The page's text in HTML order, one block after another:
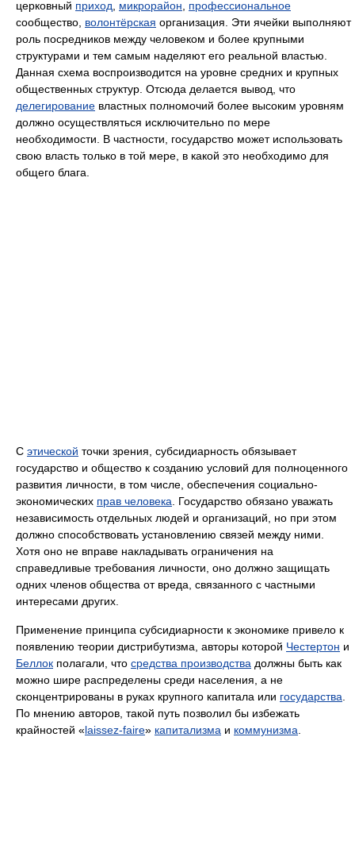
церковный приход, микрорайон, профессиональное
сообщество, волонтёрская организация. Эти ячейки выполняют
роль посредников между человеком и более крупными
структурами и тем самым наделяют его реальной властью.
Данная схема воспроизводится на уровне средних и крупных
общественных структур. Отсюда делается вывод, что
делегирование властных полномочий более высоким уровням
должно осуществляться исключительно по мере
необходимости. В частности, государство может использовать
свою власть только в той мере, в какой это необходимо для
общего блага.
С этической точки зрения, субсидиарность обязывает
государство и общество к созданию условий для полноценного
развития личности, в том числе, обеспечения социально-
экономических прав человека. Государство обязано уважать
независимость отдельных людей и организаций, но при этом
должно способствовать установлению связей между ними.
Хотя оно не вправе накладывать ограничения на
справедливые требования личности, оно должно защищать
одних членов общества от вреда, связанного с частными
интересами других.
Применение принципа субсидиарности к экономике привело к
появлению теории дистрибутизма, авторы которой Честертон и
Беллок полагали, что средства производства должны быть как
можно шире распределены среди населения, а не
сконцентрированы в руках крупного капитала или государства.
По мнению авторов, такой путь позволил бы избежать
крайностей «laissez-faire» капитализма и коммунизма.